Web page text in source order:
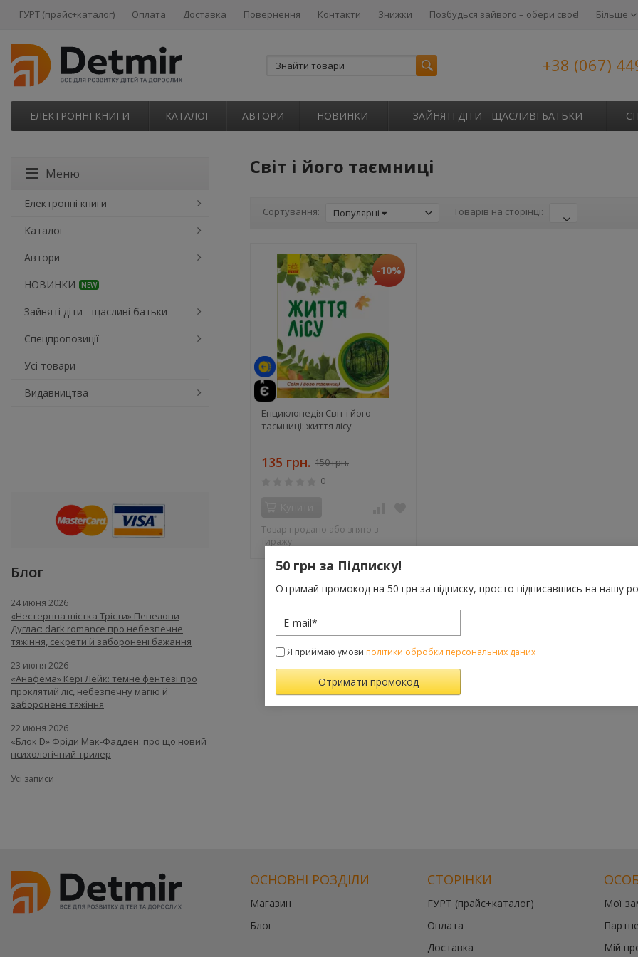
ГУРТ (прайс+каталог) Оплата Доставка Повернення Контакти Знижки Позбудься зайвого – обери своє! Більше
+38 (067)
ЕЛЕКТРОННІ КНИГИ КАТАЛОГ АВТОРИ НОВИНКИ ЗАЙНЯТІ ДІТИ - ЩАСЛИВІ БАТЬКИ
Світ і його таємниці
Сортування: Популярні Товарів на сторінці:
-10%
Енциклопедія Світ і його
таємниці: життя лісу
135 грн. 150 грн.
0
Товар продано або знято з
тиражу
Меню
Електронні книги
Каталог
Автори
НОВИНКИ
NEW
Зайняті діти - щасливі батьки
Спецпропозиції
Усі товари
Видавництва
Блог
24 июня 2026
«Нестерпна шістка Трісти» Пенелопи
Дуглас: dark romance про небезпечне
тяжіння, секрети й заборонені бажання
23 июня 2026
«Анафема» Кері Лейк: темне фентезі про
проклятий ліс, небезпечну магію й
заборонене тяжіння
22 июня 2026
«Блок D» Фріди Мак-Фадден: про що новий
психологічний трилер
Усі записи
ОСНОВНІ РОЗДІЛИ
Магазин
Блог
СТОРІНКИ
ГУРТ (прайс+каталог)
Оплата
Доставка
Мої
Мій
50 грн за Підписку!
Отримай промокод на 50 грн за підписку, просто підписавшись на нашу
Я приймаю умови політики обробки персональних даних